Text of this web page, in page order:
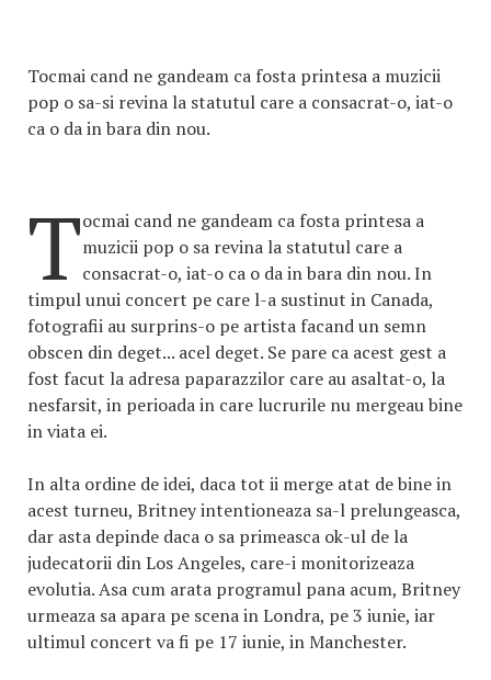
Tocmai cand ne gandeam ca fosta printesa a muzicii
pop o sa-si revina la statutul care a consacrat-o, iat-o
ca o da in bara din nou.
Tocmai cand ne gandeam ca fosta printesa a
muzicii pop o sa revina la statutul care a
consacrat-o, iat-o ca o da in bara din nou. In
timpul unui concert pe care l-a sustinut in Canada,
fotografii au surprins-o pe artista facand un semn
obscen din deget... acel deget. Se pare ca acest gest a
fost facut la adresa paparazzilor care au asaltat-o, la
nesfarsit, in perioada in care lucrurile nu mergeau bine
in viata ei.
In alta ordine de idei, daca tot ii merge atat de bine in
acest turneu, Britney intentioneaza sa-l prelungeasca,
dar asta depinde daca o sa primeasca ok-ul de la
judecatorii din Los Angeles, care-i monitorizeaza
evolutia. Asa cum arata programul pana acum, Britney
urmeaza sa apara pe scena in Londra, pe 3 iunie, iar
ultimul concert va fi pe 17 iunie, in Manchester.